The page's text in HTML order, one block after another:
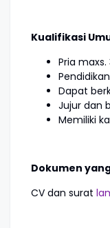
Kualifikasi
Pria
Dapat
Jujur dan
Memiliki
Dokumen
CV dan surat